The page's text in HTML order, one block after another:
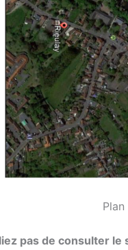
pas de consulter